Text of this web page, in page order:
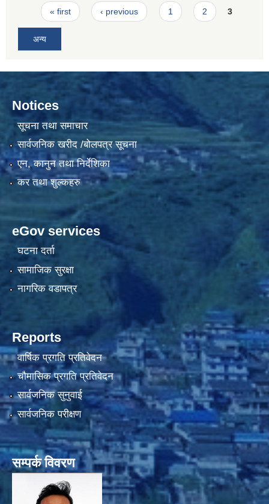
Pages
« first ‹ previous 1 2 3
अन्य
Notices
सूचना तथा समाचार
सार्वजनिक खरीद /बोलपत्र सूचना
एन, कानुन तथा निर्देशिका
कर तथा शुल्कहरु
eGov services
घटना दर्ता
सामाजिक सुरक्षा
नागरिक वडापत्र
Reports
वार्षिक प्रगति प्रतिवेदन
चौमासिक प्रगति प्रतिवेदन
सार्वजनिक सुनुवाई
सार्वजनिक परीक्षण
सम्पर्क विवरण